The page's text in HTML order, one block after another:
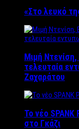
«Στο λευκό
Μιμή
τελευταία
Ζαχαράτου
Το νέο
στο Γκάζι